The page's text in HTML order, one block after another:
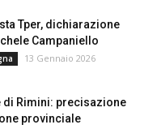
Tper, dichiarazione
Campaniello
13 Gennaio 2026
di Rimini: precisazione
provinciale